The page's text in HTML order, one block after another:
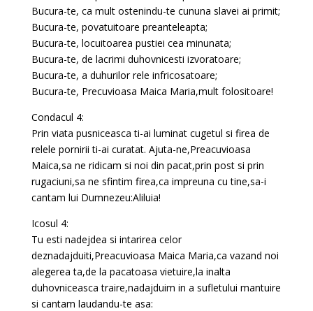
Bucura-te, ca mult ostenindu-te cununa slavei ai primit;
Bucura-te, povatuitoare preanteleapta;
Bucura-te, locuitoarea pustiei cea minunata;
Bucura-te, de lacrimi duhovnicesti izvoratoare;
Bucura-te, a duhurilor rele infricosatoare;
Bucura-te, Precuvioasa Maica Maria,mult folositoare!
Condacul 4:
Prin viata pusniceasca ti-ai luminat cugetul si firea de
relele pornirii ti-ai curatat. Ajuta-ne,Preacuvioasa
Maica,sa ne ridicam si noi din pacat,prin post si prin
rugaciuni,sa ne sfintim firea,ca impreuna cu tine,sa-i
cantam lui Dumnezeu:Aliluia!
Icosul 4:
Tu esti nadejdea si intarirea celor
deznadajduiti,Preacuvioasa Maica Maria,ca vazand noi
alegerea ta,de la pacatoasa vietuire,la inalta
duhovniceasca traire,nadajduim in a sufletului mantuire
si cantam laudandu-te asa: